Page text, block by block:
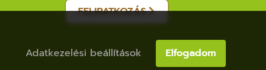
FELIRATKOZÁS
Adatkezelési beállítások Elfogadom